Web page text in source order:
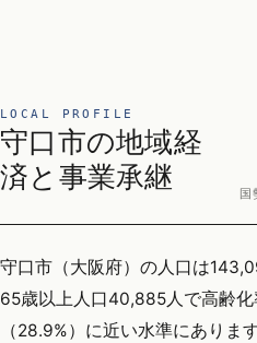
LOCAL PROFILE
守口市の地域経
済と事業承継
守口市（大阪府）の人口は
65歳以上人口40,885人で高齢
（28.9%）に近い水準にありま